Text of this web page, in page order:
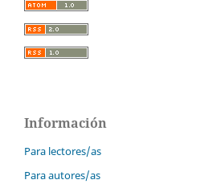
Información
Para lectores/as
Para autores/as